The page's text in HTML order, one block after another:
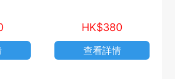
HK$380
查看詳情